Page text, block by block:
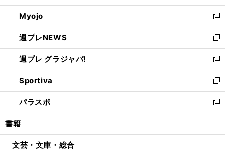
開
く
ウ
で
開
く
ン
ド
ウ
で
開
く
ウ
ィ
ン
ド
ウ
で
開
く
Myojo
新
し
い
ウ
ィ
ン
ド
ウ
で
開
週プレNEWS
新
し
い
ウ
ィ
ン
ド
ウ
開
週プレ グラジャパ!
新
し
い
ウ
ィ
ン
ウ
Sportiva
新
し
い
ウ
ン
パラスポ
新
し
ウ
書籍
文芸・文庫・総合